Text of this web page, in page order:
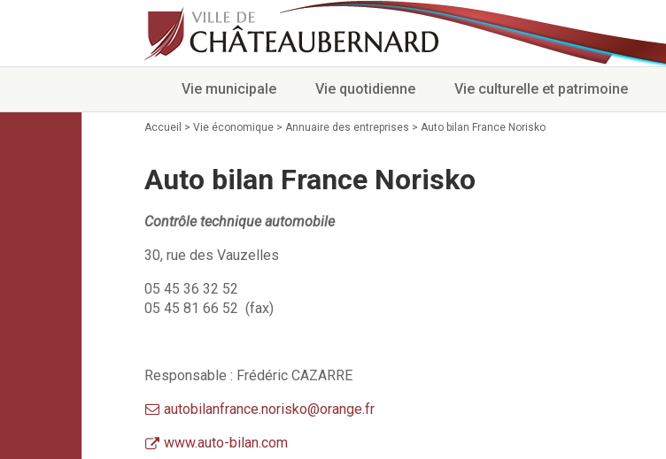
Vie municipale Vie quotidienne Vie culturelle et patrimoine
Accueil > Vie économique > Annuaire des entreprises > Auto bilan France Norisko
Auto bilan France Norisko
Contrôle technique automobile
30, rue des Vauzelles
05 45 36 32 52
05 45 81 66 52 (fax)
Responsable : Frédéric CAZARRE
autobilanfrance.norisko@orange.fr
www.auto-bilan.com